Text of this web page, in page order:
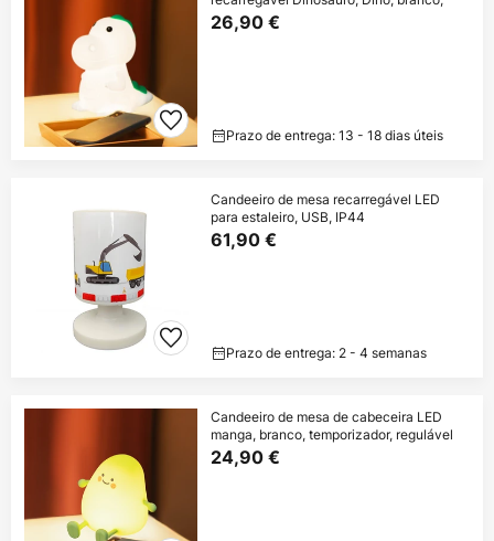
26,90 €
Prazo de entrega: 13 - 18 dias úteis
Candeeiro de mesa recarregável LED
para estaleiro, USB, IP44
61,90 €
Prazo de entrega: 2 - 4 semanas
Candeeiro de mesa de cabeceira LED
manga, branco, temporizador, regulável
24,90 €